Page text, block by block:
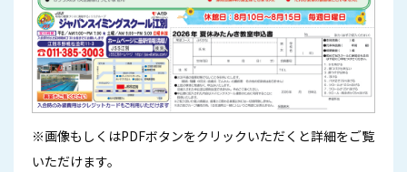
※画像もしくはPDFボタンをクリックいただくと詳細をご覧
いただけます。